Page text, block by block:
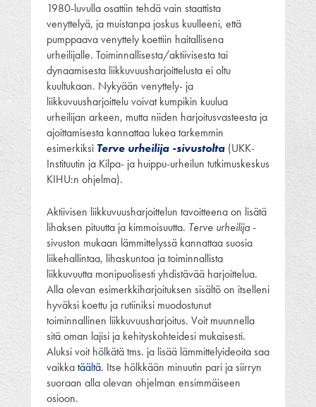
1980-luvulla osattiin tehdä vain staattista
venyttelyä, ja muistanpa joskus kuulleeni, että
pumppaava venyttely koettiin haitallisena
urheilijalle. Toiminnallisesta/aktiivisesta tai
dynaamisesta liikkuvuusharjoittelusta ei oltu
kuultukaan. Nykyään venyttely- ja
liikkuvuusharjoittelu voivat kumpikin kuulua
urheilijan arkeen, mutta niiden harjoitusvasteesta ja
ajoittamisesta kannattaa lukea tarkemmin
esimerkiksi Terve urheilija -sivustolta (UKK-
Instituutin ja Kilpa- ja huippu-urheilun tutkimuskeskus
KIHU:n ohjelma).
Aktiivisen liikkuvuusharjoittelun tavoitteena on lisätä
lihaksen pituutta ja kimmoisuutta. Terve urheilija-
sivuston mukaan lämmittelyssä kannattaa suosia
liikehallintaa, lihaskuntoa ja toiminnallista
liikkuvuutta monipuolisesti yhdistävää harjoittelua.
Alla olevan esimerkkiharjoituksen sisältö on itselleni
hyväksi koettu ja rutiiniksi muodostunut
toiminnallinen liikkuvuusharjoitus. Voit muunnella
sitä oman lajisi ja kehityskohteidesi mukaisesti.
Aluksi voit hölkätä tms. ja lisää lämmittelyideoita saa
vaikkatäältä. Itse hölkkään minuutin pari ja siirryn
suoraan alla olevan ohjelman ensimmäiseen
osioon.